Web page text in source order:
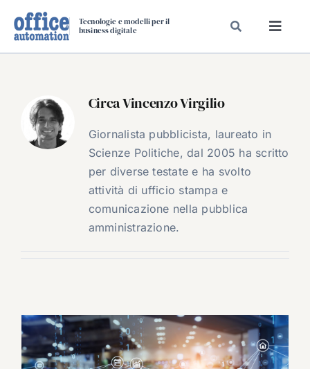
Tecnologie e modelli per il
business digitale
TAVOLE ROTONDE DI REDAZIONE
DAL MERCATO
CircaVincenzo Virgilio
Giornalista pubblicista, laureato in
Scienze Politiche, dal 2005 ha scritto
per diverse testate e ha svolto
attività di ufficio stampa e
comunicazione nella pubblica
amministrazione.